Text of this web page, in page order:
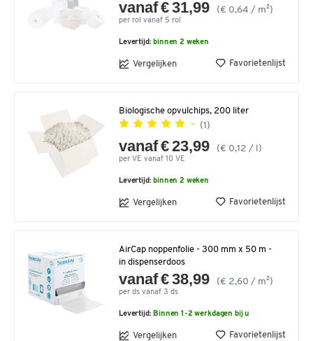
vanaf € 31,99 (€ 0,64 / m²)
per rol vanaf 5 rol
Levertijd: binnen 2 weken
Vergelijken Favorietenlijst
Biologische opvulchips, 200 liter
(1)
vanaf € 23,99 (€ 0,12 / l)
per VE vanaf 10 VE
Levertijd: binnen 2 weken
Vergelijken Favorietenlijst
AirCap noppenfolie - 300 mm x 50 m -
in dispenserdoos
vanaf € 38,99 (€ 2,60 / m²)
per ds vanaf 3 ds
Levertijd: Binnen 1-2 werkdagen bij u
Vergelijken Favorietenlijst